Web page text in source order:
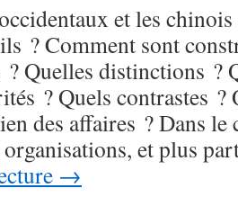
et les
? Comment sont
? Quelles distinctions ?
? Quels contrastes ?
des affaires ? Dans le
organisations, et plus
→